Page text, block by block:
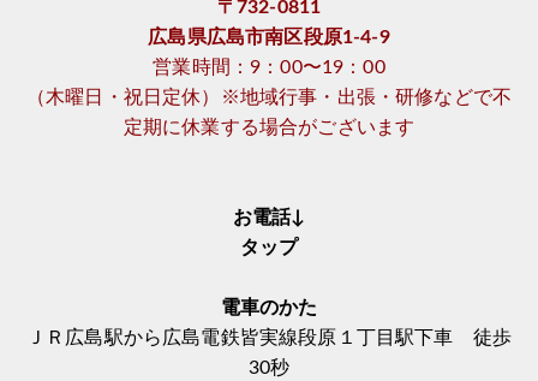
〒732-0811
広島県広島市南区段原1-4-9
営業時間：9：00〜19：00
（木曜日・祝日定休）※地域行事・出張・研修などで不
定期に休業する場合がございます
お電話↓
タップ
電車のかた
ＪＲ広島駅から広島電鉄皆実線段原１丁目駅下車 徒歩
30秒